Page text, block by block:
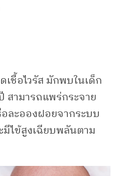
เชื้อไวรัส มักพบในเด็ก
สามารถแพร่กระจาย
ละอองฝอยจากระบบ
มีไข้สูงเฉียบพลันตาม